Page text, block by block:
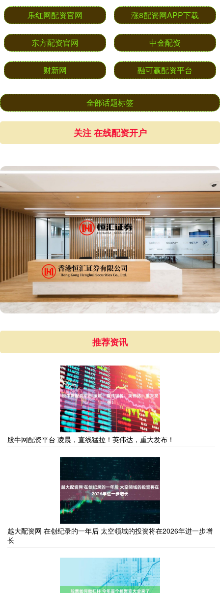
乐红网配资官网 涨8配资网APP下载
东方配资官网 中金配资
财新网 融可赢配资平台
全部话题标签
关注 在线配资开户
推荐资讯
股牛网配资平台 凌晨，直线猛拉！英伟达，重大发布！
越大配资网 在创纪录的一年后 太空领域的投资将在2026年进一步增
长